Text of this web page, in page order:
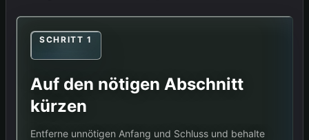
SCHRITT 1
Auf den nötigen Abschnitt
kürzen
Entferne unnötigen Anfang und Schluss und behalte